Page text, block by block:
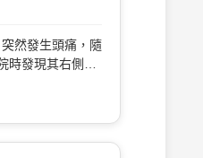
嚼（masseter）
）肌
然發生頭痛，隨
時發現其右側上
診
nuclei） (B)視
（pons） (D)小